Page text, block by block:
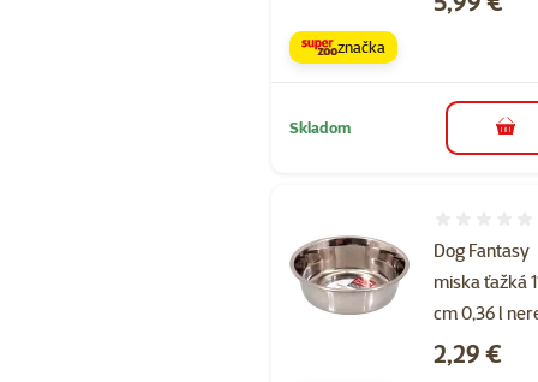
značka
Skladom do
Dog Fantasy
miska ťažká
cm 0,36 l
Cena
2,29 €